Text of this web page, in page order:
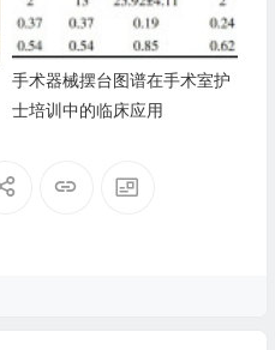
手术器械摆台图谱在手术室护
士培训中的临床应用